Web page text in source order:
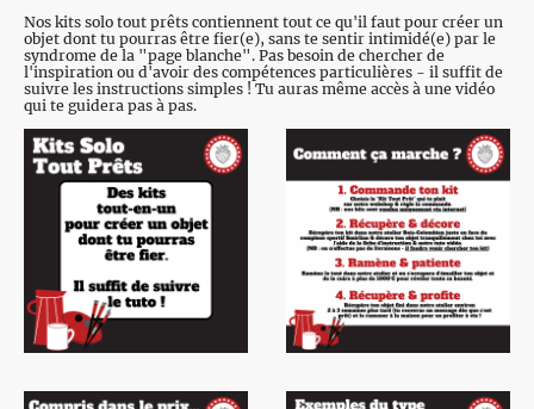
Nos kits solo tout prêts contiennent tout ce qu'il faut pour créer un
objet dont tu pourras être fier(e), sans te sentir intimidé(e) par le
syndrome de la "page blanche". Pas besoin de chercher de
l'inspiration ou d'avoir des compétences particulières - il suffit de
suivre les instructions simples ! Tu auras même accès à une vidéo
qui te guidera pas à pas.